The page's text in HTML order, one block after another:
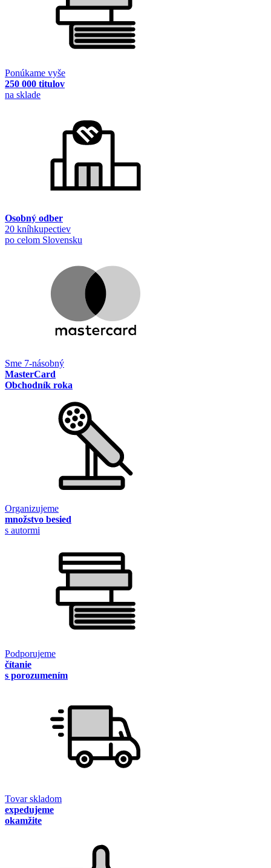
Ponúkame vyše
250 000 titulov
na sklade
Osobný odber
20 kníhkupectiev
po celom Slovensku
Sme 7-násobný
MasterCard
Obchodník roka
Organizujeme
množstvo besied
s autormi
Podporujeme
čítanie
s porozumením
Tovar skladom
expedujeme
okamžite